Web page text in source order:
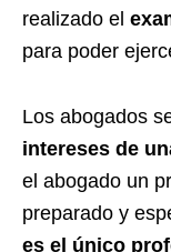
realizado el
para poder
Los abogados
intereses de
el abogado un
preparado y
es el único